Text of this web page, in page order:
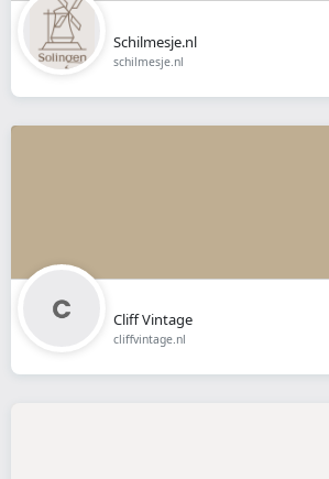
Schilmesje.nl
schilmesje.nl
Cliff Vintage
cliffvintage.nl